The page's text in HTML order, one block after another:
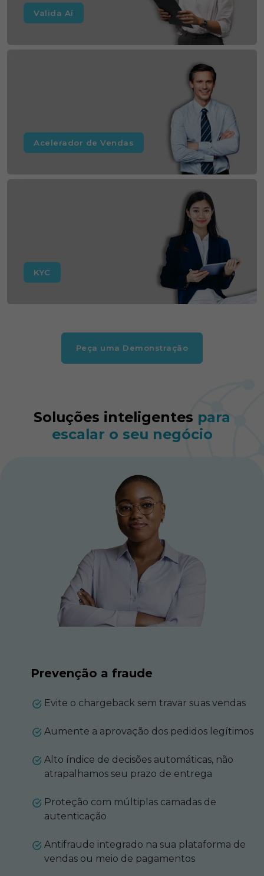
Valida Aí
Acelerador de Vendas
KYC
Peça uma Demonstração
Soluções inteligentes para
escalar o seu negócio
Prevenção a fraude
Evite o chargeback sem travar suas vendas
Aumente a aprovação dos pedidos legítimos
Alto índice de decisões automáticas, não
atrapalhamos seu prazo de entrega
Proteção com múltiplas camadas de
autenticação
Antifraude integrado na sua plataforma de
vendas ou meio de pagamentos